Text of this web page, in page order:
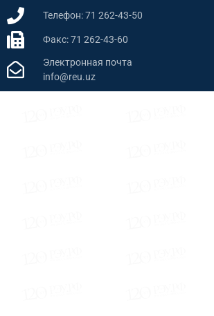
Телефон: 71 262-43-50
Факс: 71 262-43-60
Электронная почта
info@reu.uz